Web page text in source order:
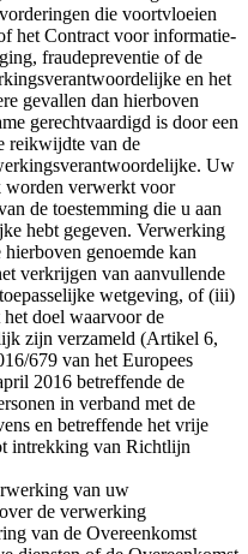
die voortvloeien
het Contract voor informatie-
fraudepreventie of de
en het
gevallen dan hierboven
gerechtvaardigd is door een
reikwijdte van de
Uw
worden verwerkt voor
de toestemming die u aan
hebt gegeven. Verwerking
genoemde kan
verkrijgen van aanvullende
wetgeving, of (iii)
doel waarvoor de
zijn verzameld (Artikel 6,
679 van het Europees
2016 betreffende de
in verband met de
en betreffende het vrije
intrekking van Richtlijn
van uw
de verwerking
van de Overeenkomst